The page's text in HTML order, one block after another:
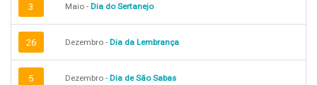
3 Maio - Dia do Sertanejo
26 Dezembro - Dia da Lembrança
5 Dezembro - Dia de São Sabas